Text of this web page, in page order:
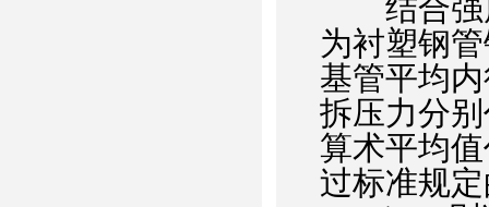
结合强度
为衬塑钢
基管平均
拆压力分
算术平均
过标准规